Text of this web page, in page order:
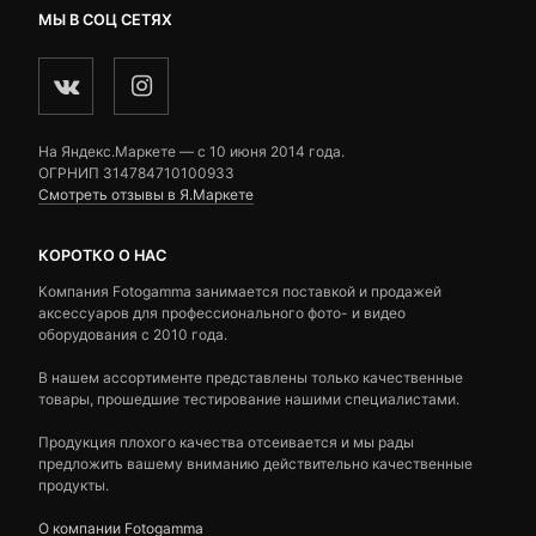
МЫ В СОЦ СЕТЯХ
На Яндекс.Маркете — c 10 июня 2014 года.
ОГРНИП 314784710100933
Смотреть отзывы в Я.Маркете
КОРОТКО О НАС
Компания Fotogamma занимается поставкой и продажей
аксессуаров для профессионального фото- и видео
оборудования с 2010 года.
В нашем ассортименте представлены только качественные
товары, прошедшие тестирование нашими специалистами.
Продукция плохого качества отсеивается и мы рады
предложить вашему вниманию действительно качественные
продукты.
О компании Fotogamma